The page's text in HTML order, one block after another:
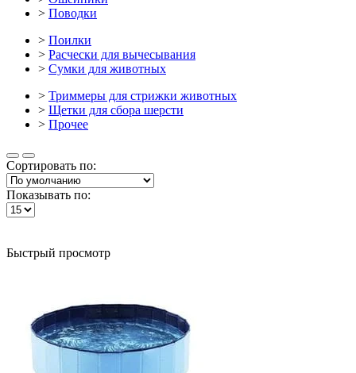
> Поводки
> Поилки
> Расчески для вычесывания
> Сумки для животных
> Триммеры для стрижки животных
> Щетки для сбора шерсти
> Прочее
Сортировать по:
Показывать по:
Быстрый просмотр